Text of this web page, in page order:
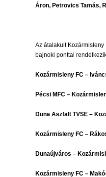
Áron, Petrovics
Az átalakult
bajnoki ponttal
Kozármisleny FC –
Pécsi MFC –
Duna Aszfalt TVSE –
Kozármisleny FC –
Dunaújváros –
Kozármisleny FC –